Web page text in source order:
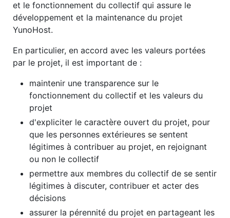
et le fonctionnement du collectif qui assure le
développement et la maintenance du projet
YunoHost.
En particulier, en accord avec les valeurs portées
par le projet, il est important de :
maintenir une transparence sur le
fonctionnement du collectif et les valeurs du
projet
d'expliciter le caractère ouvert du projet, pour
que les personnes extérieures se sentent
légitimes à contribuer au projet, en rejoignant
ou non le collectif
permettre aux membres du collectif de se sentir
légitimes à discuter, contribuer et acter des
décisions
assurer la pérennité du projet en partageant les